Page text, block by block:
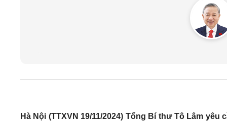
Hà Nội (TTXVN 19/11/2024) Tổng Bí thư Tô Lâm